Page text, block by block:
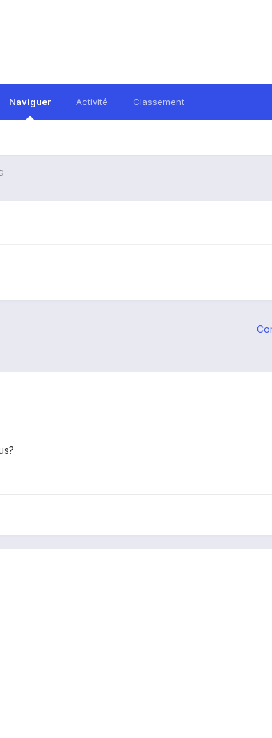
Naviguer Activité Classement